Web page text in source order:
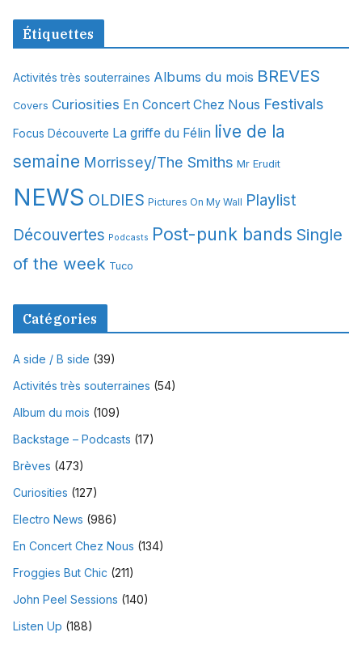
c
v
e
Étiquettes
Activités très souterraines Albums du mois BREVES
Covers Curiosities En Concert Chez Nous Festivals
Focus Découverte La griffe du Félin live de la
semaine Morrissey/The Smiths Mr Erudit
NEWS OLDIES Pictures On My Wall Playlist
Découvertes Podcasts Post-punk bands Single
of the week Tuco
Catégories
A side / B side (39)
Activités très souterraines (54)
Album du mois (109)
Backstage – Podcasts (17)
Brèves (473)
Curiosities (127)
Electro News (986)
En Concert Chez Nous (134)
Froggies But Chic (211)
John Peel Sessions (140)
Listen Up (188)